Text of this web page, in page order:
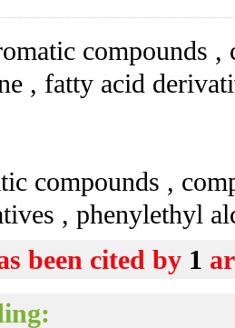
compounds ,
, fatty acid
compounds ,
, phenylethyl
been cited by 1